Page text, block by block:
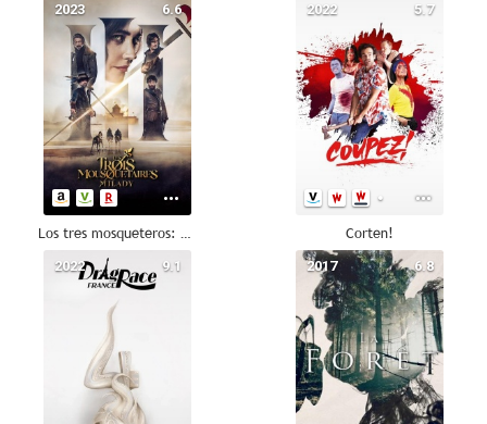
6.6
2023
Los tres mosqueteros: Milady
5.7
2022
Corten!
9.1
2022 6.8
2017